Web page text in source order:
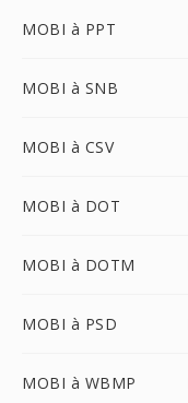
MOBI à PPT
MOBI à SNB
MOBI à CSV
MOBI à DOT
MOBI à DOTM
MOBI à PSD
MOBI à WBMP